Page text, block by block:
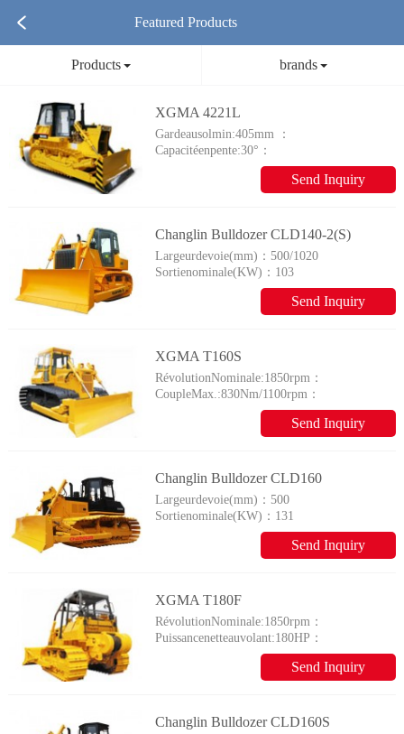
Featured Products
Products brands
XGMA 4221L
Gardeausolmin:405mm ：
Capacitéenpente:30°：
Send Inquiry
Changlin Bulldozer CLD140-2(S)
Largeurdevoie(mm)： 500/1020
Sortienominale(KW)： 103
Send Inquiry
XGMA T160S
RévolutionNominale:1850rpm：
CoupleMax.:830Nm/1100rpm：
Send Inquiry
Changlin Bulldozer CLD160
Largeurdevoie(mm)： 500
Sortienominale(KW)： 131
Send Inquiry
XGMA T180F
RévolutionNominale:1850rpm：
Puissancenetteauvolant:180HP：
Send Inquiry
Changlin Bulldozer CLD160S